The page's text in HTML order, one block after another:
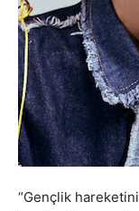
“Gençlik